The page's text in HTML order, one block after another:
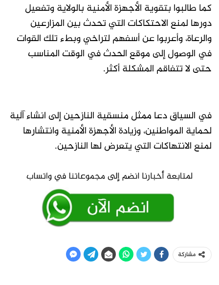
كما طالبوا بتقوية الأجهزة الأمنية بالولاية وتفعيل
دورها لمنع الاحتكاكات التي تحدث بين المزارعين
والرعاة، وأعربوا عن أسفهم لتراخي وبطء تلك القوات
في الوصول إلى موقع الحدث في الوقت المناسب
حتى لا تتفاقم المشكلة أكثر.
في السياق دعا ممثل منسقية النازحين إلى انشاء آلية
لحماية المواطنين، وزيادة الأجهزة الأمنية وانتشارها
لمنع الانتهاكات التي يتعرض لها النازحين.
مشاركة